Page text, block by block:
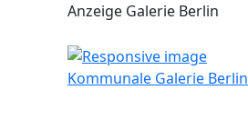
Anzeige Galerie Berlin
Kommunale Galerie Berlin